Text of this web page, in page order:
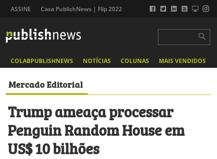
ASSINE Casa PublishNews | Flip 2022
COLABPUBLISHNEWS NOTÍCIAS COLUNAS MAIS VENDIDOS
Mercado Editorial
Trump ameaça processar
Penguin Random House em
US$ 10 bilhões